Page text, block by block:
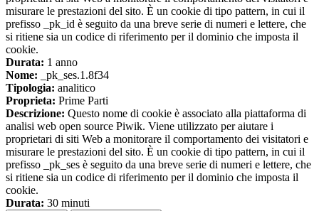
misurare le prestazioni del sito. È un cookie di tipo pattern, in cui il
prefisso _pk_id è seguito da una breve serie di numeri e lettere, che
si ritiene sia un codice di riferimento per il dominio che imposta il
cookie.
Durata: 1 anno
Nome: _pk_ses.1.8f34
Tipologia: analitico
Proprieta: Prime Parti
Descrizione: Questo nome di cookie è associato alla piattaforma di
analisi web open source Piwik. Viene utilizzato per aiutare i
proprietari di siti Web a monitorare il comportamento dei visitatori e
misurare le prestazioni del sito. È un cookie di tipo pattern, in cui il
prefisso _pk_ses è seguito da una breve serie di numeri e lettere, che
si ritiene sia un codice di riferimento per il dominio che imposta il
cookie.
Durata: 30 minuti